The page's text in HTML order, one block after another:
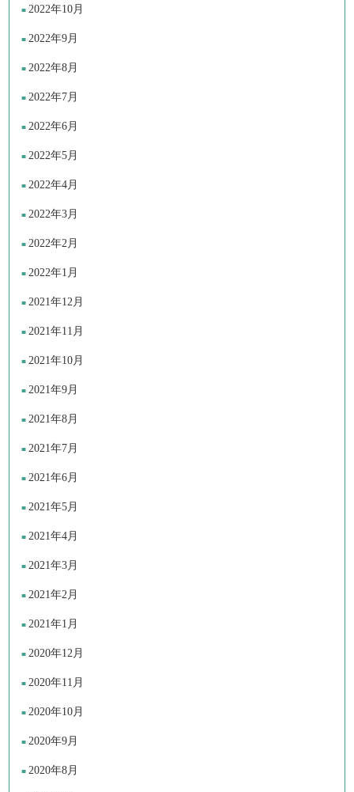
2022年10月
2022年9月
2022年8月
2022年7月
2022年6月
2022年5月
2022年4月
2022年3月
2022年2月
2022年1月
2021年12月
2021年11月
2021年10月
2021年9月
2021年8月
2021年7月
2021年6月
2021年5月
2021年4月
2021年3月
2021年2月
2021年1月
2020年12月
2020年11月
2020年10月
2020年9月
2020年8月